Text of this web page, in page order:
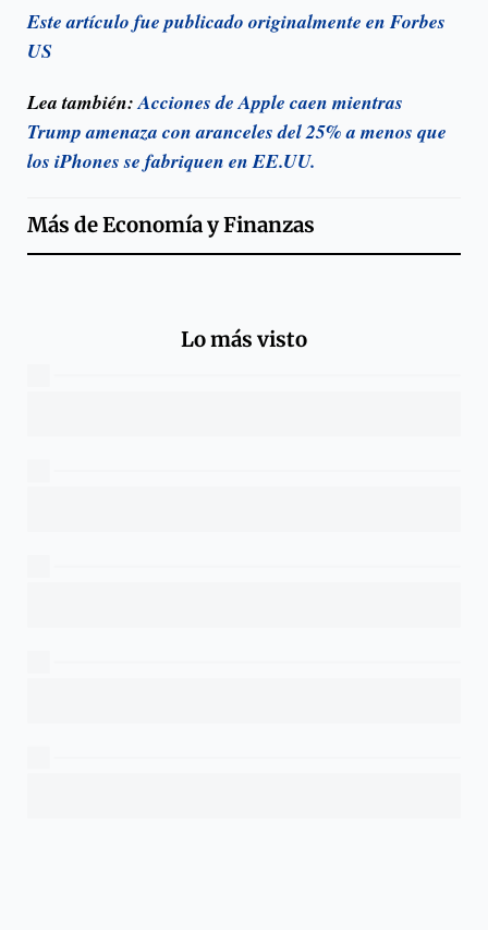
Este artículo fue publicado originalmente en Forbes
US
Lea también:Acciones de Apple caen mientras
Trump amenaza con aranceles del 25% a menos que
los iPhones se fabriquen en EE.UU.
Más deEconomía y Finanzas
Lo más visto